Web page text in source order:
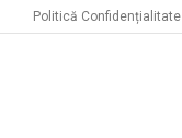
Politică Confidențialitate